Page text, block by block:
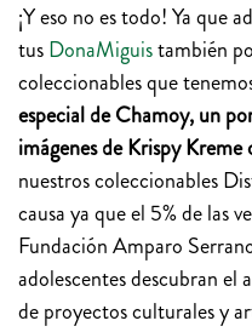
¡Y eso no es todo! Ya que
tusDonaMiguistambién
coleccionables que
especial de Chamoy, un
imágenes de Krispy
nuestros coleccionables
causa ya que el 5% de las
Fundación Amparo
adolescentes descubran el
de proyectos culturales y